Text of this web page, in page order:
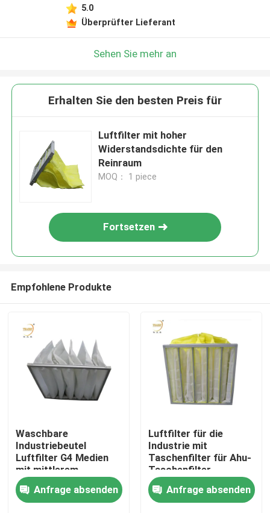
Haus
5.0
Überprüfter Lieferant
Sehen Sie mehr an
Erhalten Sie den besten Preis für
Luftfilter mit hoher
Widerstandsdichte für den
Reinraum
MOQ： 1 piece
Fortsetzen
Empfohlene Produkte
Waschbare
Industriebeutel
Luftfilter G4 Medien
mit mittlerem
Wirkungsgrad
Taschenluftkonditioner
Filterbeutel für HVAC-
Anfrage absenden
Luftfilter für die
Industrie mit
Taschenfilter für Ahu-
Taschenfilter
Anfrage absenden